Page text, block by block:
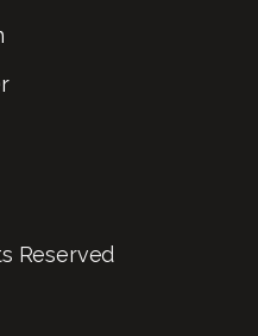
Reserved